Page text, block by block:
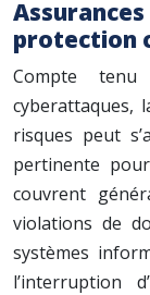
protection
Compte
cyberattaques,
risques peut
pertinente
couvrent
violations de
systèmes
l’interruption